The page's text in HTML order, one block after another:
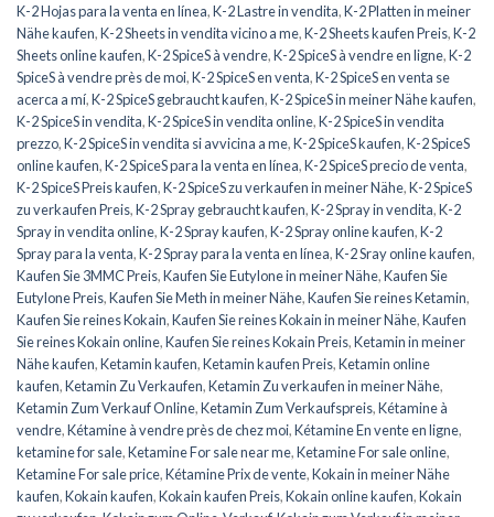
K-2 Hojas para la venta en línea,K-2 Lastre in vendita,K-2 Platten in meiner
Nähe kaufen,K-2 Sheets in vendita vicino a me,K-2 Sheets kaufen Preis,K-2
Sheets online kaufen,K-2 SpiceS à vendre,K-2 SpiceS à vendre en ligne,K-2
SpiceS à vendre près de moi,K-2 SpiceS en venta,K-2 SpiceS en venta se
acerca a mí,K-2 SpiceS gebraucht kaufen,K-2 SpiceS in meiner Nähe kaufen,
K-2 SpiceS in vendita,K-2 SpiceS in vendita online,K-2 SpiceS in vendita
prezzo,K-2 SpiceS in vendita si avvicina a me,K-2 SpiceS kaufen,K-2 SpiceS
online kaufen,K-2 SpiceS para la venta en línea,K-2 SpiceS precio de venta,
K-2 SpiceS Preis kaufen,K-2 SpiceS zu verkaufen in meiner Nähe,K-2 SpiceS
zu verkaufen Preis,K-2 Spray gebraucht kaufen,K-2 Spray in vendita,K-2
Spray in vendita online,K-2 Spray kaufen,K-2 Spray online kaufen,K-2
Spray para la venta,K-2 Spray para la venta en línea,K-2 Sray online kaufen,
Kaufen Sie 3MMC Preis,Kaufen Sie Eutylone in meiner Nähe,Kaufen Sie
Eutylone Preis,Kaufen Sie Meth in meiner Nähe,Kaufen Sie reines Ketamin,
Kaufen Sie reines Kokain,Kaufen Sie reines Kokain in meiner Nähe,Kaufen
Sie reines Kokain online,Kaufen Sie reines Kokain Preis,Ketamin in meiner
Nähe kaufen,Ketamin kaufen,Ketamin kaufen Preis,Ketamin online
kaufen,Ketamin Zu Verkaufen,Ketamin Zu verkaufen in meiner Nähe,
Ketamin Zum Verkauf Online,Ketamin Zum Verkaufspreis,Kétamine à
vendre,Kétamine à vendre près de chez moi,Kétamine En vente en ligne,
ketamine for sale,Ketamine For sale near me,Ketamine For sale online,
Ketamine For sale price,Kétamine Prix de vente,Kokain in meiner Nähe
kaufen,Kokain kaufen,Kokain kaufen Preis,Kokain online kaufen,Kokain